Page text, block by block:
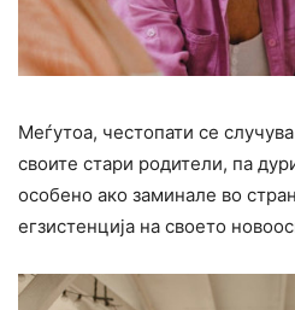
Меѓутоа, честопати се
своите стари родители, па
особено ако заминале во
егзистенција на своето